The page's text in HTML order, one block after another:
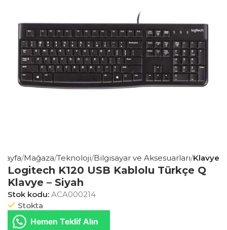
Mağaza Teknoloji Bilgisayar ve Aksesuarları Klavye
Logitech K120 USB Kablolu Türkçe Q
Klavye – Siyah
Stok kodu: ACA000214
Stokta
Hemen Teklif Alın